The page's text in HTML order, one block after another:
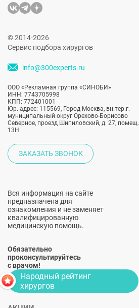
© 2014-2026
Сервис подбора хирургов
info@300experts.ru
ООО «Рекламная группа «СИНОБИ»
ИНН: 7743705998
КПП: 772401001
Юр. адрес: 115569, Город Москва, вн.тер.г.
муниципальный округ Орехово-Борисово
Северное, проезд Шипиловский, д. 27, помещ.
13Н
ЗАКАЗАТЬ ЗВОНОК
Вся информация на сайте
предназначена для
ознакомления и не заменяет
квалифицированную
медицинскую помощь.
Обязательно
проконсультируйтесь
с врачом!
Народный рейтинг
хирургов